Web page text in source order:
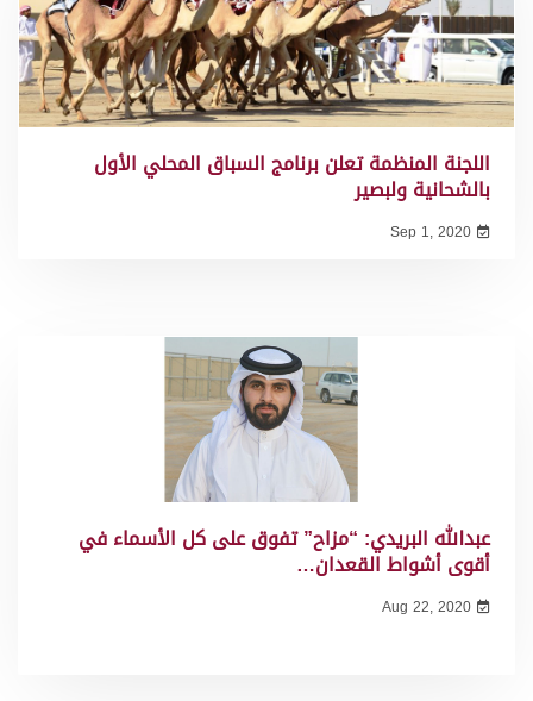
اللجنة المنظمة تعلن برنامج السباق المحلي الأول
بالشحانية ولبصير
Sep 1, 2020
عبدالله البريدي: “مزاح” تفوق على كل الأسماء في
أقوى أشواط القعدان…
Aug 22, 2020